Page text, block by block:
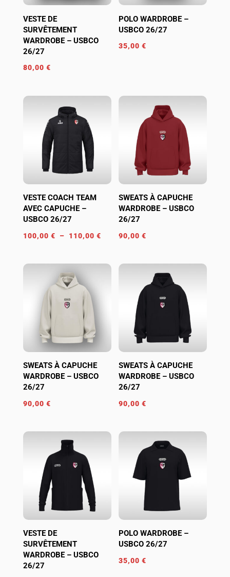
VESTE DE
SURVÊTEMENT
WARDROBE – USBCO
26/27
80,00 €
POLO WARDROBE –
USBCO 26/27
35,00€
VESTE COACH TEAM
AVEC CAPUCHE –
USBCO 26/27
100,00 € – 110,00 €Plage
prix :
SWEATS À CAPUCHE
WARDROBE – USBCO
26/27
90,00€
SWEATS À CAPUCHE
WARDROBE – USBCO
26/27
90,00 €
SWEATS À CAPUCHE
WARDROBE – USBCO
26/27
90,00€
VESTE DE
SURVÊTEMENT
WARDROBE – USBCO
26/27
POLO WARDROBE –
USBCO 26/27
35,00€